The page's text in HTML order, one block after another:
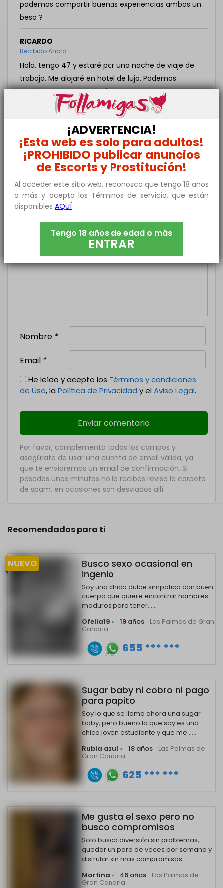
podemos compartir buenas experiencias ambos un
beso ?
RICARDO
Recibido Ahora
Hola, tengo 47 y estaré por una noche de viaje de
trabajo. Me alojaré en hotel de lujo. Podemos
quedar a cenar y ver qué pasa.
Tengo 19, soy de carrizal
Envía un mensaje a Patricia51
tu ciudad, etc...
Nombre *
Email *
He leído y acepto los Términos y condiciones
de Uso, la Política de Privacidad y el Aviso Legal.
Por favor, complementa todos los campos y
asegúrate de usar una cuenta de email válida, ya
que te enviaremos un email de confirmación. Si
pasados unos minutos no lo recibes revisa la carpeta
de spam, en ocasiones son desviados allí.
Recomendados para ti
NUEVO
Busco sexo ocasional en
Ingenio
Soy una chica dulce simpática con buen
cuerpo que quiere encontrar hombres
maduros para tener......
Ofelia19 • 19 años Las Palmas de Gran
Canaria
655 *** ***
Sugar baby ni cobro ni pago
para papito
Soy lo que se llama ahora una sugar
baby, pero bueno lo que soy es una
chica joven estudiante y que me......
Rubia azul • 18 años Las Palmas de
Gran Canaria
625 *** ***
Me gusta el sexo pero no
busco compromisos
Solo busco diversión sin problemas,
quedar un para de veces por semana y
disfrutar sin mas compromisos......
Martina • 46 años Las Palmas de
Gran Canaria
¡ADVERTENCIA!
¡Esta web es solo para adultos!
¡PROHIBIDO publicar anuncios
de Escorts y Prostitución!
Al acceder este sitio web, reconozco que tengo 18 años
o más y acepto los Términos de servicio, que están
disponibles AQUÍ
Tengo 18 años de edad o más
ENTRAR